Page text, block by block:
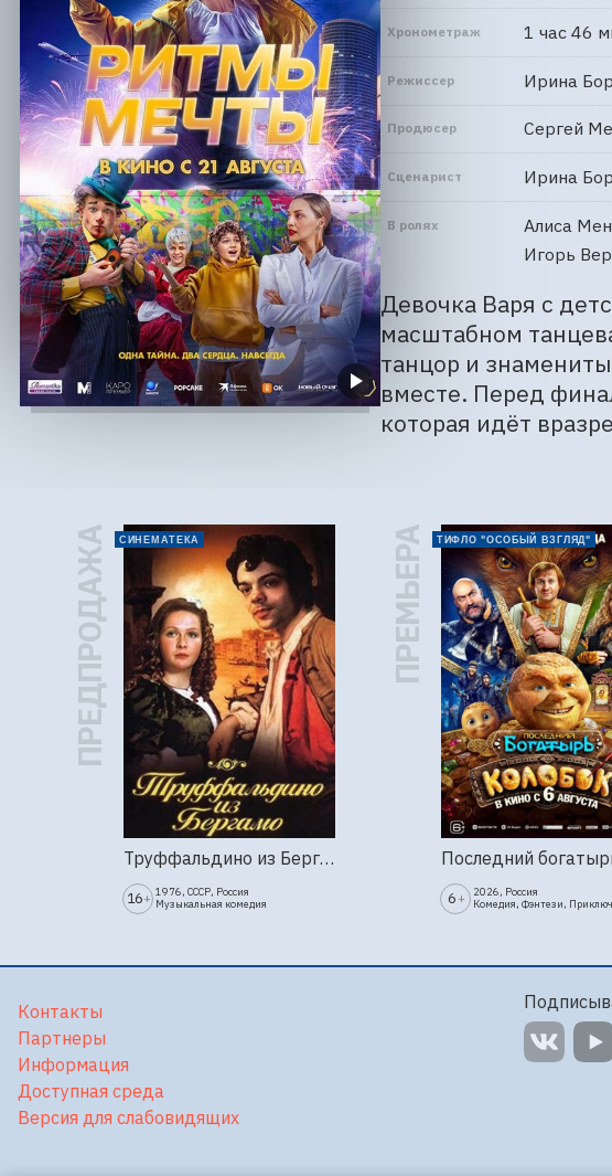
Хронометраж 1 час 46
Режиссер Ирина
Продюсер Сергей
Сценарист Ирина
В ролях
Алиса
Игорь
Девочка Варя с
масштабном
танцор и
вместе. Перед
которая идёт
ПРЕДПРОДАЖА СИНЕМАТЕКА
Труффальдино из Бергамо (1976г., Ленфильм, 2 серии)
16+ 1976, СССР, Россия
Музыкальная комедия
ПРЕМЬЕРА ТИФЛО "ОСОБЫЙ ВЗГЛЯД"
6 +
2026, Россия
Комедия, Фэнтези,
Контакты
Партнеры
Информация
Доступная среда
Версия для слабовидящих